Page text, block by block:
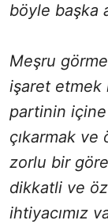
böyle başka
Meşru
işaret etmek
partinin
çıkarmak ve
zorlu bir
dikkatli ve
ihtiyacımız